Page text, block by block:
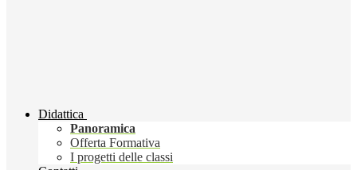
Didattica
Panoramica
Offerta Formativa
I progetti delle classi